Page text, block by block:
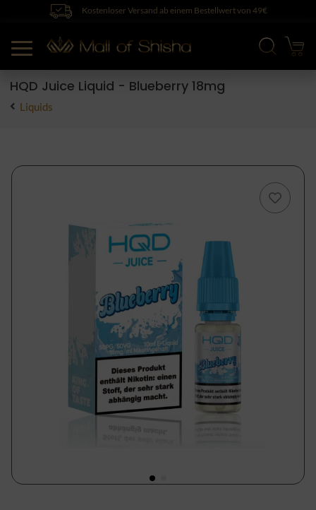
Kostenloser Versand ab einem Bestellwert von 49€
HQD Juice Liquid - Blueberry 18mg
Liquids